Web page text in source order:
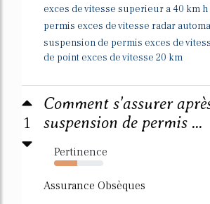
exces de vitesse superieur a 40 km h
permis exces de vitesse radar
suspension de permis exces de
de point exces de vitesse 20 km
1
Comment s'assurer
suspension de permis ...
Pertinence
47%
Assurance Obsèques